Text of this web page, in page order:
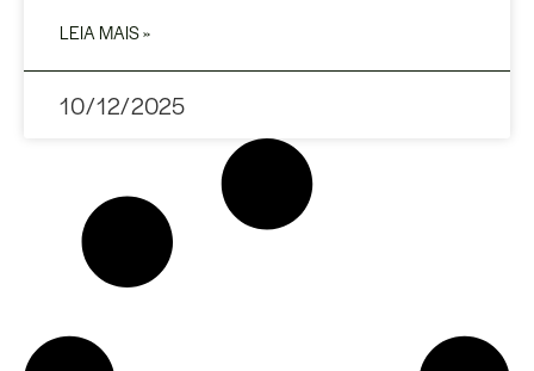
LEIA MAIS »
10/12/2025